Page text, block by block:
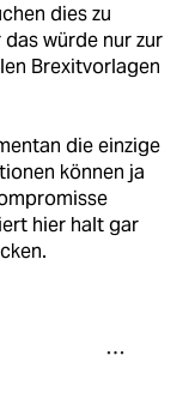
dies zu
würde nur zur
Brexitvorlagen
die einzige
können ja
hier halt gar